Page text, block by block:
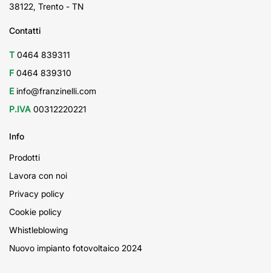
38122, Trento - TN
Contatti
T 0464 839311
F 0464 839310
E info@franzinelli.com
P.IVA 00312220221
Info
Prodotti
Lavora con noi
Privacy policy
Cookie policy
Whistleblowing
Nuovo impianto fotovoltaico 2024